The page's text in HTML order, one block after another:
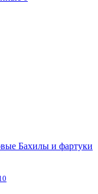
Бахилы и фартуки